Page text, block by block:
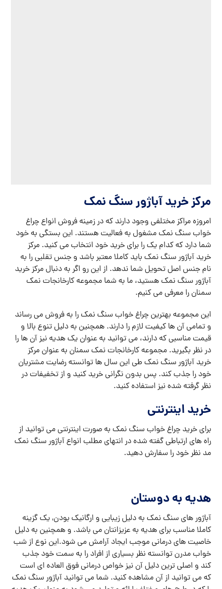
مرکز خرید آباژور سنگ نمک
امروزه مراکز مختلفی وجود دارند که در زمینه فروش انواع چراغ
خواب سنگ نمک مشغول به فعالیت هستند. این بستگی به خود
شما دارد که کدام یک را برای خرید خود انتخاب می کنید. مرکز
خرید آباژور سنگ نمک باید کاملا معتبر باشد و جنس تقلبی را به
نام جنس اصل تحویل شما ندهد. از این رو اگر به دنبال مرکز خرید
آباژور سنگ نمک هستید، ما به شما مجموعه کارخانجات نمک
سمنان را معرفی می کنیم.
این مجموعه بهترین چراغ خواب سنگ نمک را به فروش می رساند
و تمامی آن ها کیفیت لازم را دارند. همچنین به دلیل تنوع بالا و
قیمت مناسبی که دارند، می توانید به عنوان یک هدیه نیز آن ها را
در نظر بگیرید. مجموعه کارخانجات نمک سمنان به عنوان مرکز
خرید آباژور سنگ نمک طی این سال ها توانسته رضایت مشتریان
خود را جذب کند. پس بدون نگرانی خرید کنید و از تخفیفات در
نظر گرفته شده نیز استفاده کنید.
خرید اینترنتی
برای خرید چراغ خواب سنگ نمک به صورت اینترنتی می توانید از
راه های ارتباطی گفته شده در انتهای مطلب انواع آباژور سنگ نمک
مد نظر خود را سفارش دهید.
هدیه به دوستان
آباژور های سنگ نمک به دلیل زیبایی و ارگانیک بودن, یک گزینه
کاملا مناسب برای هدیه به عزیزانتان می باشد. و همچنین به دلیل
خاصیت های درمانی موجب ایجاد آرامش می شود.این نوع از شب
خواب مدرن توانسته نظر بسیاری از افراد را به سمت خود جذب
کند و اصلی ترین دلیل آن نیز خواص درمانی فوق العاده ای است
که می توانید از آن مشاهده کنید. شما می توانید آباژور سنگ نمک